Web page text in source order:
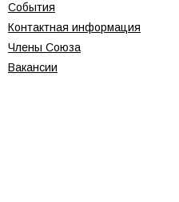
События
Контактная информация
Члены Cоюза
Вакансии